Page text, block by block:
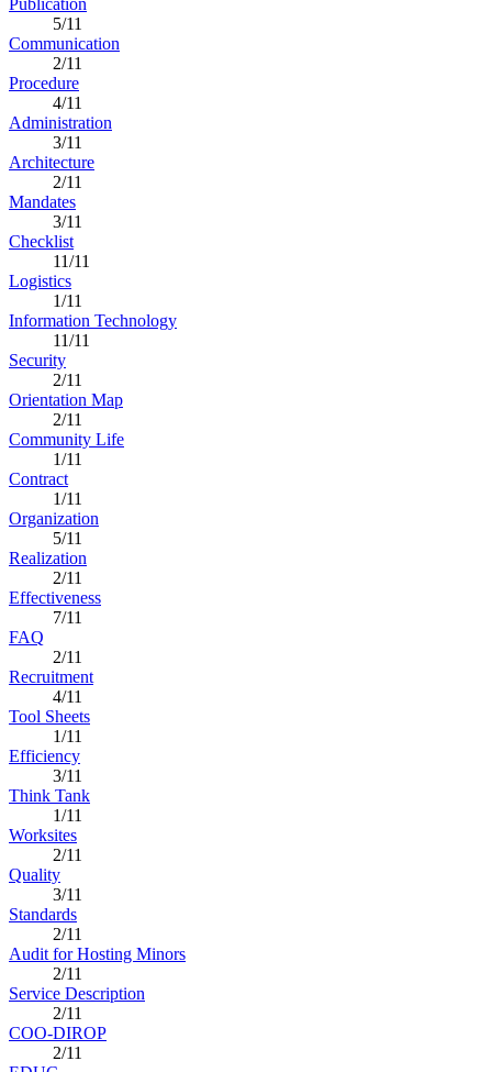
Publication
5/11
Communication
2/11
Procedure
4/11
Administration
3/11
Architecture
2/11
Mandates
3/11
Checklist
11/11
Logistics
1/11
Information Technology
11/11
Security
2/11
Orientation Map
2/11
Community Life
1/11
Contract
1/11
Organization
5/11
Realization
2/11
Effectiveness
7/11
FAQ
2/11
Recruitment
4/11
Tool Sheets
1/11
Efficiency
3/11
Think Tank
1/11
Worksites
2/11
Quality
3/11
Standards
2/11
Audit for Hosting Minors
2/11
Service Description
2/11
COO-DIROP
2/11